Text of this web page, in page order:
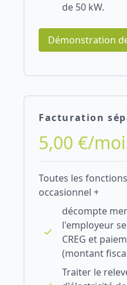
de 50 kW.
Démonstration
Facturation
5,00 €/
Toutes les
occasionnel +
décompte
l'employeur
CREG et
(montant
Traiter le